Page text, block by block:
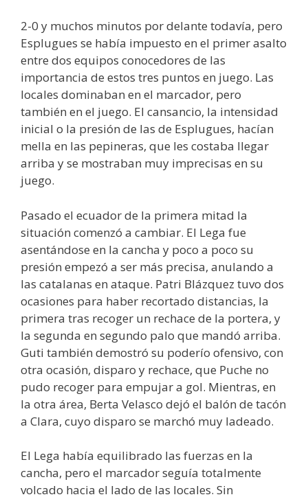
2-0 y muchos minutos por delante todavía, pero
Esplugues se había impuesto en el primer asalto
entre dos equipos conocedores de las
importancia de estos tres puntos en juego. Las
locales dominaban en el marcador, pero
también en el juego. El cansancio, la intensidad
inicial o la presión de las de Esplugues, hacían
mella en las pepineras, que les costaba llegar
arriba y se mostraban muy imprecisas en su
juego.
Pasado el ecuador de la primera mitad la
situación comenzó a cambiar. El Lega fue
asentándose en la cancha y poco a poco su
presión empezó a ser más precisa, anulando a
las catalanas en ataque. Patri Blázquez tuvo dos
ocasiones para haber recortado distancias, la
primera tras recoger un rechace de la portera, y
la segunda en segundo palo que mandó arriba.
Guti también demostró su poderío ofensivo, con
otra ocasión, disparo y rechace, que Puche no
pudo recoger para empujar a gol. Mientras, en
la otra área, Berta Velasco dejó el balón de tacón
a Clara, cuyo disparo se marchó muy ladeado.
El Lega había equilibrado las fuerzas en la
cancha, pero el marcador seguía totalmente
volcado hacia el lado de las locales. Sin